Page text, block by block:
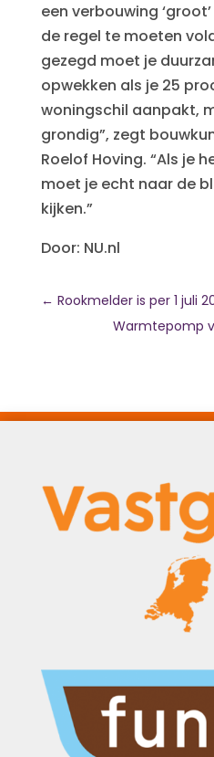
een verbouwing
de regel te moeten
gezegd moet je
opwekken als je 25
woningschil aanpakt,
grondig”, zegt
Roelof Hoving. “Als je
moet je echt naar de
kijken.”
Door: NU.nl
← Rookmelder is per 1 juli
Warmtepomp